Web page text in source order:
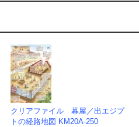
クリアファイル 幕屋／出エジプ
トの経路地図 KM20A-250